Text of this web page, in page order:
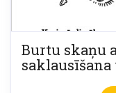
Burtu skaņu
saklausīšana